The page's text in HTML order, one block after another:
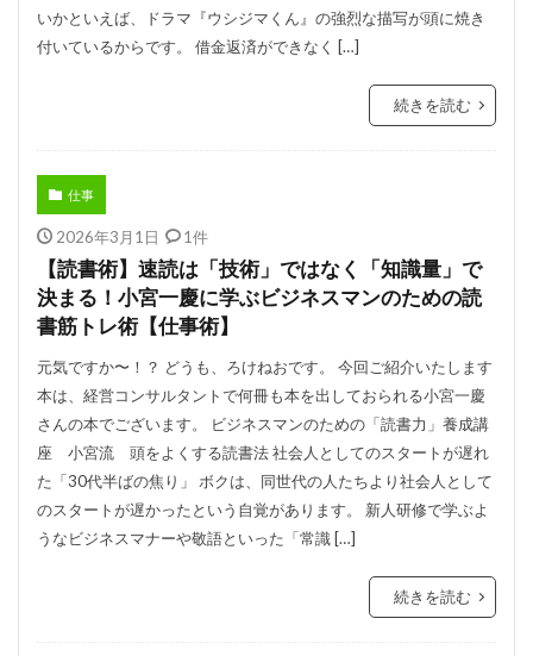
いかといえば、ドラマ『ウシジマくん』の強烈な描写が頭に焼き
付いているからです。 借金返済ができなく […]
続きを読む
仕事
2026年3月1日 1件
【読書術】速読は「技術」ではなく「知識量」で
決まる！小宮一慶に学ぶビジネスマンのための読
書筋トレ術【仕事術】
元気ですか〜！？ どうも、ろけねおです。 今回ご紹介いたします
本は、経営コンサルタントで何冊も本を出しておられる小宮一慶
さんの本でございます。 ビジネスマンのための「読書力」養成講
座 小宮流 頭をよくする読書法 社会人としてのスタートが遅れ
た「30代半ばの焦り」 ボクは、同世代の人たちより社会人として
のスタートが遅かったという自覚があります。 新人研修で学ぶよ
うなビジネスマナーや敬語といった「常識 […]
続きを読む